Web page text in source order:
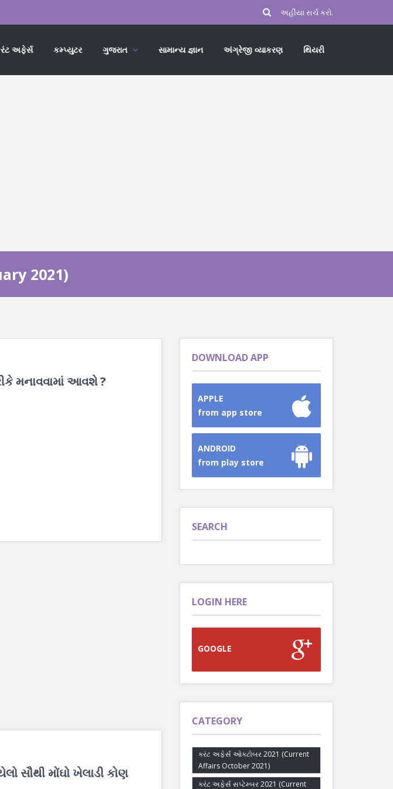
અફેર્સ કમ્પ્યુટર ગુજરાત સામાન્ય જ્ઞાન અંગ્રેજી વ્યાકરણ થિયરી
2021)
મનાવવામાં આવશે ?
સૌથી મોંઘો ખેલાડી કોણ
DOWNLOAD APP
APPLE
from app store
ANDROID
from play store
SEARCH
LOGIN HERE
GOOGLE
CATEGORY
કરંટ અફેર્સ ઓક્ટોબર 2021 (Current
Affairs October 2021)
કરંટ અફેર્સ સપ્ટેમ્બર 2021 (Current